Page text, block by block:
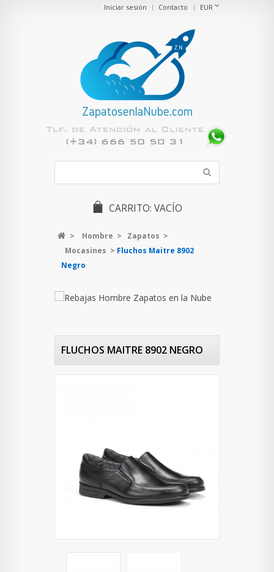
EUR
Contacto
Iniciar sesión
CARRITO: VACÍO
> Hombre > Zapatos >
Mocasines > Fluchos Maitre 8902
Negro
FLUCHOS MAITRE 8902 NEGRO